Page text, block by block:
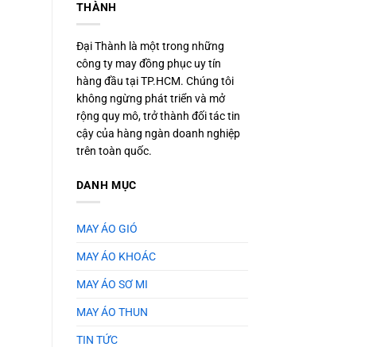
THÀNH
Đại Thành là một trong những
công ty may đồng phục uy tín
hàng đầu tại TP.HCM. Chúng tôi
không ngừng phát triển và mở
rộng quy mô, trở thành đối tác tin
cậy của hàng ngàn doanh nghiệp
trên toàn quốc.
DANH MỤC
MAY ÁO GIÓ
MAY ÁO KHOÁC
MAY ÁO SƠ MI
MAY ÁO THUN
TIN TỨC